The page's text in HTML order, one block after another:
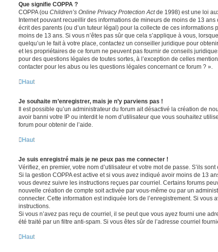
Que signifie COPPA ?
COPPA (ou Children’s Online Privacy Protection Actde 1998) est une loi
Internet pouvant recueillir des informations de mineurs de moins de 13
écrit des parents (ou d’un tuteur légal) pour la collecte de ces informations
moins de 13 ans. Si vous n’êtes pas sûr que cela s’applique à vous,
quelqu’un le fait à votre place, contactez un conseiller juridique pour
et les propriétaires de ce forum ne peuvent pas fournir de conseils
pour des questions légales de toutes sortes, à l’exception de celles
contacter pour les abus ou les questions légales concernant ce forum ? ».
Haut
Je souhaite m’enregistrer, mais je n’y parviens pas !
Il est possible qu’un administrateur du forum ait désactivé la création de
avoir banni votre IP ou interdit le nom d’utilisateur que vous souhaitez
forum pour obtenir de l’aide.
Haut
Je suis enregistré mais je ne peux pas me connecter !
Vérifiez, en premier, votre nom d’utilisateur et votre mot de passe. S’ils
Si la gestion COPPA est active et si vous avez indiqué avoir moins de 13
vous devrez suivre les instructions reçues par courriel. Certains forums
nouvelle création de compte soit activée par vous-même ou par un
connecter. Cette information est indiquée lors de l’enregistrement. Si vous
instructions.
Si vous n’avez pas reçu de courriel, il se peut que vous ayez fourni une
été traité par un filtre anti-spam. Si vous êtes sûr de l’adresse courriel
Haut